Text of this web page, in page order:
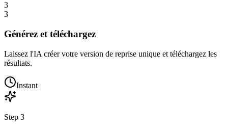
3
3
Générez et téléchargez
Laissez l'IA créer votre version de reprise unique et téléchargez les
résultats.
Instant
Step 3